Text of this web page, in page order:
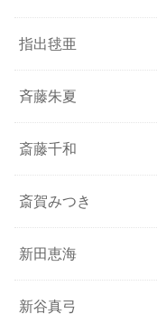
指出毬亜
斉藤朱夏
斎藤千和
斎賀みつき
新田恵海
新谷真弓